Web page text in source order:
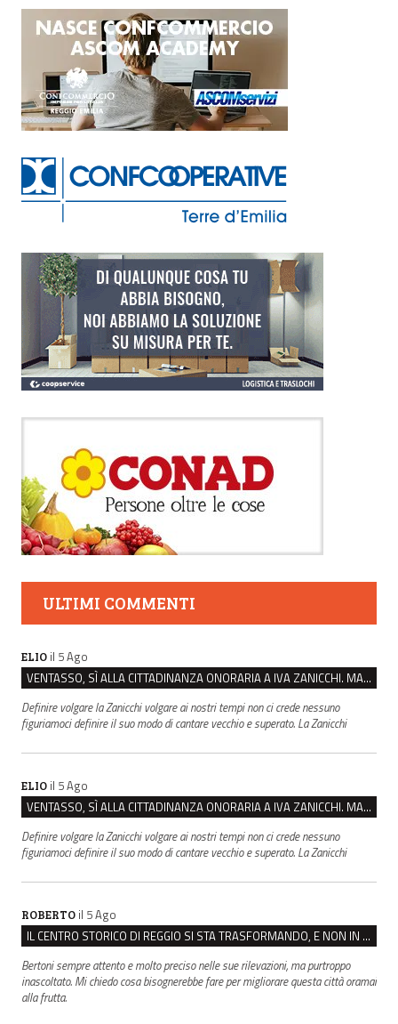
ULTIMI COMMENTI
ELIO il 5 Ago
VENTASSO, SÌ ALLA CITTADINANZA ONORARIA A IVA ZANICCHI. MA BARGIACCHI: “È DI PESSIMO GUSTO”
Definire volgare la Zanicchi volgare ai nostri tempi non ci crede nessuno
figuriamoci definire il suo modo di cantare vecchio e superato. La Zanicchi
ELIO il 5 Ago
VENTASSO, SÌ ALLA CITTADINANZA ONORARIA A IVA ZANICCHI. MA BARGIACCHI: “È DI PESSIMO GUSTO”
Definire volgare la Zanicchi volgare ai nostri tempi non ci crede nessuno
figuriamoci definire il suo modo di cantare vecchio e superato. La Zanicchi
ROBERTO il 5 Ago
IL CENTRO STORICO DI REGGIO SI STA TRASFORMANDO, E NON IN MEGLIO
Bertoni sempre attento e molto preciso nelle sue rilevazioni, ma purtroppo
inascoltato. Mi chiedo cosa bisognerebbe fare per migliorare questa città oramai
alla frutta.